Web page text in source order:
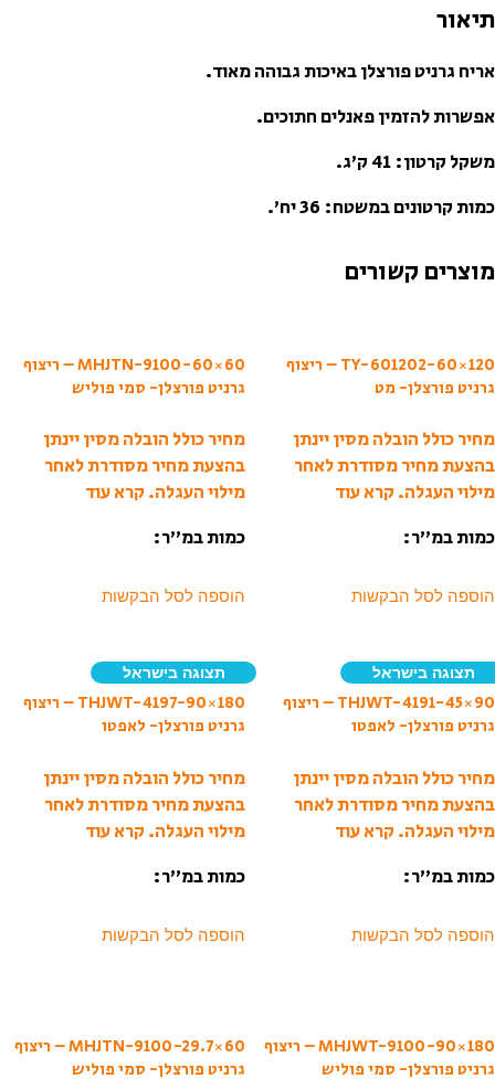
תיאור
אריח גרניט פורצלן באיכות גבוהה מאוד.
אפשרות להזמין פאנלים חתוכים.
משקל קרטון: 41 ק’ג.
כמות קרטונים במשטח: 36 יח’.
מוצרים קשורים
TY-601202-60×120 – ריצוף
גרניט פורצלן- מט
מחיר כולל הובלה מסין יינתן
בהצעת מחיר מסודרת לאחר
מילוי העגלה. קרא עוד
כמות במ”ר:
הוספה לסל הבקשות
MHJTN-9100-60×60 – ריצוף
גרניט פורצלן- סמי פוליש
מחיר כולל הובלה מסין יינתן
בהצעת מחיר מסודרת לאחר
מילוי העגלה. קרא עוד
כמות במ”ר:
הוספה לסל הבקשות
תצוגה בישראל
THJWT-4191-45×90 – ריצוף
גרניט פורצלן- לאפטו
מחיר כולל הובלה מסין יינתן
בהצעת מחיר מסודרת לאחר
מילוי העגלה. קרא עוד
כמות במ”ר:
הוספה לסל הבקשות
תצוגה בישראל
THJWT-4197-90×180 – ריצוף
גרניט פורצלן- לאפטו
מחיר כולל הובלה מסין יינתן
בהצעת מחיר מסודרת לאחר
מילוי העגלה. קרא עוד
כמות במ”ר:
הוספה לסל הבקשות
MHJWT-9100-90×180 – ריצוף
גרניט פורצלן- סמי פוליש
MHJTN-9100-29.7×60 – ריצוף
גרניט פורצלן- סמי פוליש